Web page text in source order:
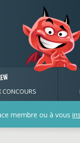
de
CONCOURS
membre ou à vous